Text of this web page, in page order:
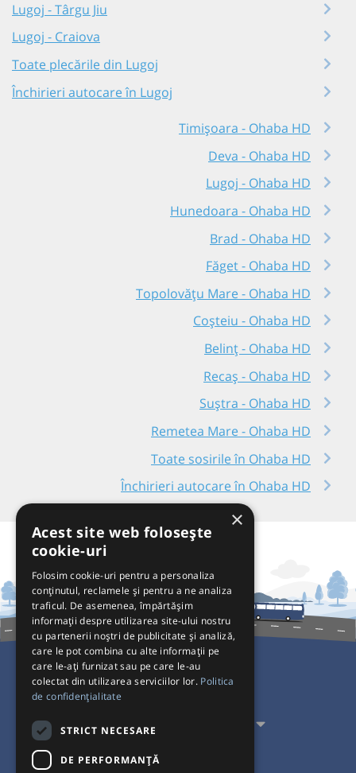
Lugoj - Târgu Jiu
Lugoj - Craiova
Toate plecările din Lugoj
Închirieri autocare în Lugoj
Timișoara - Ohaba HD
Deva - Ohaba HD
Lugoj - Ohaba HD
Hunedoara - Ohaba HD
Brad - Ohaba HD
Făget - Ohaba HD
Topolovățu Mare - Ohaba HD
Coșteiu - Ohaba HD
Belinț - Ohaba HD
Recaș - Ohaba HD
Suștra - Ohaba HD
Remetea Mare - Ohaba HD
Toate sosirile în Ohaba HD
Închirieri autocare în Ohaba HD
Pentru Călători
Pentru Transportatori
Interacționăm
×
Acest site web folosește
cookie-uri
Folosim cookie-uri pentru a personaliza
conținutul, reclamele și pentru a ne analiza
traficul. De asemenea, împărtășim
informații despre utilizarea site-ului nostru
cu partenerii noștri de publicitate și analiză,
care le pot combina cu alte informații pe
care le-ați furnizat sau pe care le-au
colectat din utilizarea serviciilor lor. Politica
de confidențialitate
STRICT NECESARE
DE PERFORMANȚĂ